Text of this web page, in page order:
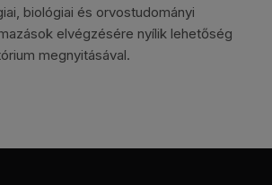
biológiai és orvostudományi
elvégzésére nyílik lehetőség
megnyitásával.